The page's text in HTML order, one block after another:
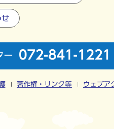
ー 072-841-1221
著作権・リンク等 ウェブア